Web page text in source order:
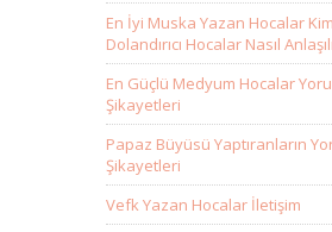
En İyi Muska Yazan Hocalar
Dolandırıcı Hocalar Nasıl
En Güçlü Medyum Hocalar
Şikayetleri
Papaz Büyüsü Yaptıranların
Şikayetleri
Vefk Yazan Hocalar İletişim